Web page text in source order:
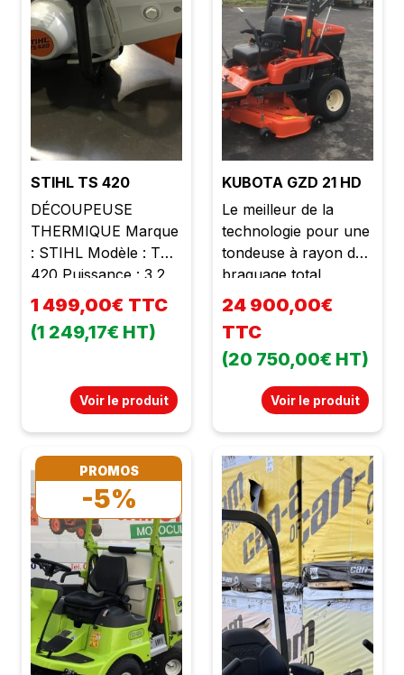
STIHL TS 420
DÉCOUPEUSE
THERMIQUE Marque
: STIHL Modèle : TS
420 Puissance : 3,2
kW Cylindrée : 66,7
cc Poids : 9,7 kg
Disque résine
: 125 mm Diamètre du
disque : 350 mm
d'arrosage pour le
disque Système anti
vibration État neuf
Garantie 2 ans TVA
récupérable Prix :
1479,00 € TTC
1 499,00€ TTC
(1 249,17€ HT)
Voir le produit
KUBOTA GZD 21 HD
Le meilleur de la
technologie pour une
tondeuse à rayon de
braquage total
étonnamment
efficace, endurante et
très facile d'utilisation.
Système de coupe à
ramassage direct
ultra-efficace pour
KUBOTA Modèle :
GZD 21 HD Cylindrée
: 778 cc 2 roues
motrices Boite
hydrostatique Moteur
Diésel Kubota 3
cylindres Puissance :
21 cv Braquage Zéro
Largeur de coupe :
122 cm Bac : 500 l
24 900,00€
TTC
(20 750,00€ HT)
Voir le produit
PROMOS
-5%